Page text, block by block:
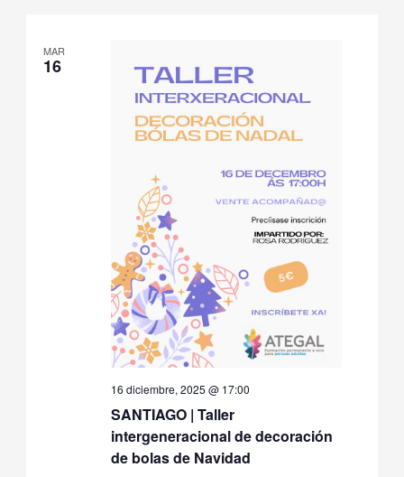
MAR
16
SANTIAGO | Taller
intergeneracional de decoración
de bolas de Navidad
16 diciembre, 2025 @ 17:00